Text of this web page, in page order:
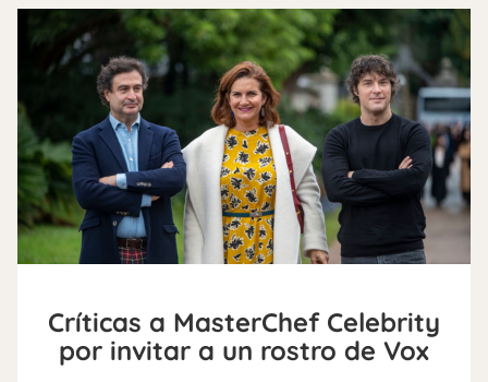
Críticas a MasterChef Celebrity
por invitar a un rostro de Vox